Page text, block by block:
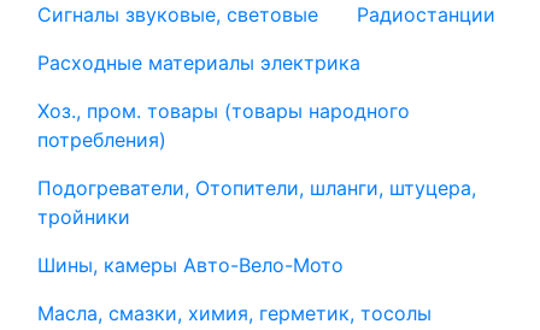
Сигналы звуковые, световые
Радиостанции
Расходные материалы электрика
Хоз., пром. товары (товары народного
потребления)
Подогреватели, Отопители, шланги, штуцера,
тройники
Шины, камеры Авто-Вело-Мото
Масла, смазки, химия, герметик, тосолы